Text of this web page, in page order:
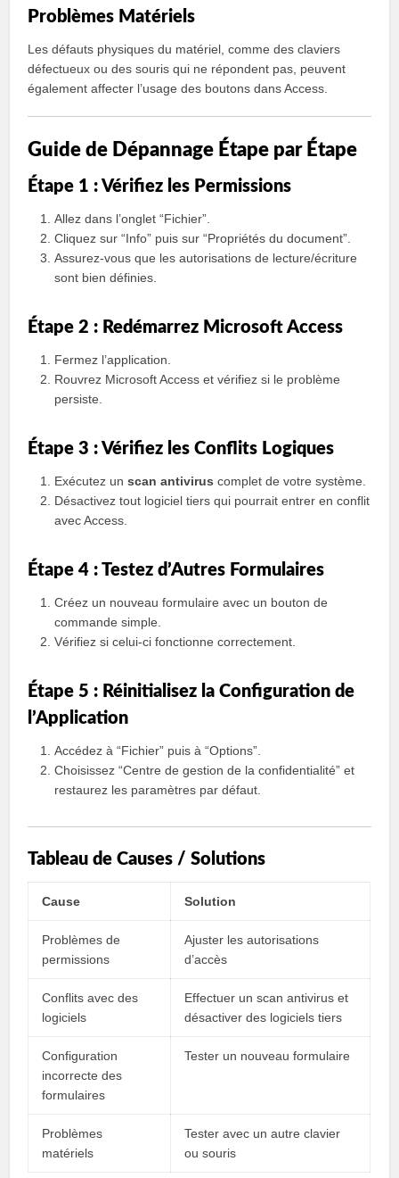
Problèmes Matériels
Les défauts physiques du matériel, comme des claviers
défectueux ou des souris qui ne répondent pas, peuvent
également affecter l’usage des boutons dans Access.
Guide de Dépannage Étape par Étape
Étape 1 : Vérifiez les Permissions
Allez dans l’onglet “Fichier”.
Cliquez sur “Info” puis sur “Propriétés du document”.
Assurez-vous que les autorisations de lecture/écriture
sont bien définies.
Étape 2 : Redémarrez Microsoft Access
Fermez l’application.
Rouvrez Microsoft Access et vérifiez si le problème
persiste.
Étape 3 : Vérifiez les Conflits Logiques
Exécutez unscan antivirus complet de votre système.
Désactivez tout logiciel tiers qui pourrait entrer en conflit
avec Access.
Étape 4 : Testez d’Autres Formulaires
Créez un nouveau formulaire avec un bouton de
commande simple.
Vérifiez si celui-ci fonctionne correctement.
Étape 5 : Réinitialisez la Configuration de
l’Application
Accédez à “Fichier” puis à “Options”.
Choisissez “Centre de gestion de la confidentialité” et
restaurez les paramètres par défaut.
Tableau de Causes / Solutions
Cause Solution
Problèmes de
permissions
Ajuster les autorisations
d’accès
Conflits avec des
logiciels
Effectuer un scan antivirus et
désactiver des logiciels tiers
Configuration
incorrecte des
formulaires
Tester un nouveau formulaire
Problèmes
matériels
Tester avec un autre clavier
ou souris